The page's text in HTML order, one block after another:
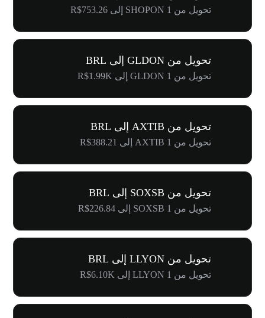
تحويل من 1 SHOPON إلى R$753.26
تحويل من GLDON إلى BRL
تحويل من 1 GLDON إلى R$1.99K
تحويل من AXTIB إلى BRL
تحويل من 1 AXTIB إلى R$388.21
تحويل من SOXSB إلى BRL
تحويل من 1 SOXSB إلى R$226.84
تحويل من LLYON إلى BRL
تحويل من 1 LLYON إلى R$6.10K